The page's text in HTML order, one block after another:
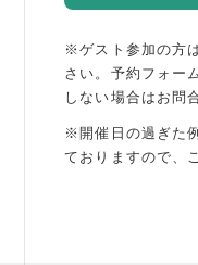
※ゲスト参加の方
さい。予約フォー
しない場合はお問
※開催日の過ぎた
ておりますので、